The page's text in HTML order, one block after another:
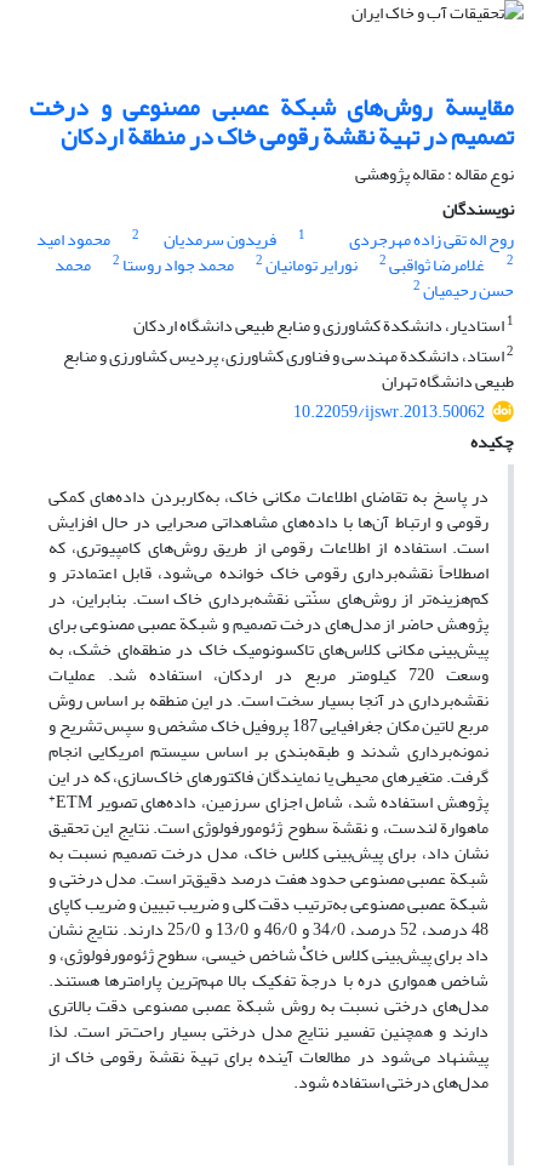
مقایسة روش‌های شبکة عصبی مصنوعی و درخت
تصمیم در تهیة نقشة رقومی خاک در منطقة اردکان
نوع مقاله : مقاله پژوهشی
نویسندگان
روح اله تقی زاده مهرجردی
1 فریدون سرمدیان 2 محمود امید
2 غلامرضا ثواقبی2 نورایر تومانیان2 محمد جواد روستا 2 محمد
حسن رحیمیان2
1استادیار، دانشکدة کشاورزی و منابع طبیعی دانشگاه اردکان
2استاد، دانشکدة مهندسی و فناوری کشاورزی، پردیس کشاورزی و منابع
طبیعی دانشگاه تهران
10.22059/ijswr.2013.50062
چکیده
در پاسخ به تقاضای اطلاعات مکانی خاک، به‌کاربردن داده‌های کمکی
رقومی و ارتباط آن‌ها با داده‌های مشاهداتی صحرایی در حال افزایش
است. استفاده از اطلاعات رقومی از طریق روش‌های کامپیوتری، که
اصطلاحاً نقشه‌برداری رقومی خاک خوانده می‌شود، قابل اعتمادتر و
کم‌هزینه‌تر از روش‌های سنّتی نقشه‌برداری خاک است. بنابراین، در
پژوهش حاضر از مدل‌های درخت تصمیم و شبکة عصبی مصنوعی برای
پیش‌بینی مکانی کلاس‌های تاکسونومیک خاک در منطقه‌ای خشک، به
وسعت 720 کیلومتر مربع در اردکان، استفاده شد. عملیات
نقشه‌برداری در آنجا بسیار سخت است. در این منطقه بر اساس روش
مربع لاتین مکان جغرافیایی 187 پروفیل خاک مشخص و سپس تشریح و
نمونه‌برداری شدند و طبقه‌بندی بر اساس سیستم امریکایی انجام
گرفت. متغیرهای محیطی یا نمایندگان فاکتورهای خاک‌سازی، که در این
پژوهش استفاده شد، شامل اجزای سرزمین، داده‌های تصویر ETM +
ماهوارة لندست، و نقشة سطوح ژئومورفولوژی است. نتایج این تحقیق
نشان داد، برای پیش‌بینی کلاس خاک، مدل درخت تصمیم نسبت به
شبکة عصبی مصنوعی حدود هفت درصد دقیق‌تر است. مدل درختی و
شبکة عصبی مصنوعی به‌ترتیب دقت کلی و ضریب تبیین و ضریب کاپای
48 درصد، 52 درصد، 34/0 و 46/0 و 13/0 و 25/0 دارند. نتایج نشان
داد برای پیش‌بینی کلاس خاکْ شاخص خیسی، سطوح ژئومورفولوژی، و
شاخص همواری دره با درجة تفکیک بالا مهم‌ترین‌ پارامترها هستند.
مدل‌های درختی نسبت به روش شبکة عصبی مصنوعی دقت بالاتری
دارند و همچنین تفسیر نتایج مدل درختی بسیار راحت‌تر است. لذا
پیشنهاد می‌شود در مطالعات آینده برای تهیة نقشة رقومی خاک از
مدل‌های درختی استفاده شود.